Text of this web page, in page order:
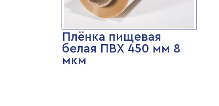
Плёнка пищевая
белая ПВХ 450 мм 8
мкм